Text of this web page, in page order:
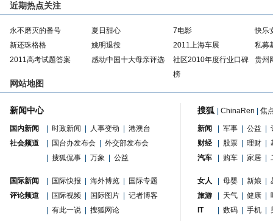
近期热点关注
永不磨灭的番号 夏日甜心 7电影
快乐
新还珠格格
姚明退役 2011上海车展
私募
2011高考试题答案
感动中国十大母亲评选
社区2010年度行业口碑
榜
贵州
网站地图
新闻中心
国内新闻 时政新闻 人事变动
港澳台
国台办发布会 外交部发布会
社会频道
搜狐侃事 万象 公益
国际新闻 国际快报 海外博览
国际专题
国际视频 国际图片 记者博客
评论频道
有此一说 搜狐网论
搜狐 ChinaRen 焦
新闻 军事 公益
财经
股票 理财
汽车
购车 家居
女人 母婴 新娘
旅游
天气 健康
IT
数码 手机